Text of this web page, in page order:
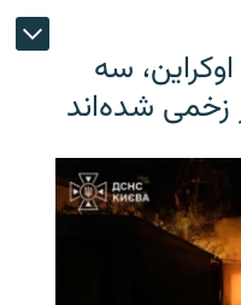
سه
زخمی شده‌اند